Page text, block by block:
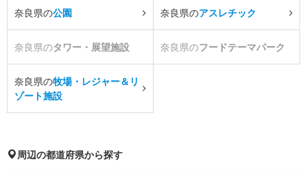
奈良県の公園 奈良県のアスレチック
奈良県のタワー・展望施設 奈良県のフードテーマパーク
奈良県の牧場・レジャー＆リ
ゾート施設
周辺の都道府県から探す